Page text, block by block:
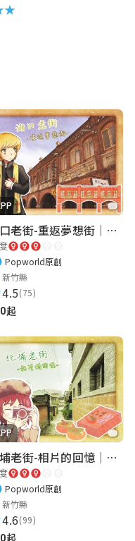
湖口老街-重返夢想街｜新竹老街城市解謎
Popworld原創
新竹縣
4.5(75)
起
北埔老街-相片的回憶｜新竹老街城市解謎
Popworld原創
新竹縣
4.6(99)
起